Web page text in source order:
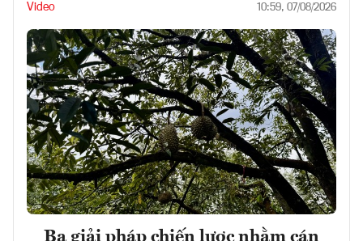
Video 10:59, 07/08/2026
Ba giải pháp chiến lược nhằm cán